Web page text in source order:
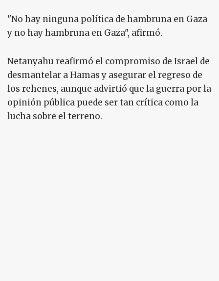
"No hay ninguna política de hambruna en Gaza
y no hay hambruna en Gaza", afirmó.
Netanyahu reafirmó el compromiso de Israel de
desmantelar a Hamas y asegurar el regreso de
los rehenes, aunque advirtió que la guerra por la
opinión pública puede ser tan crítica como la
lucha sobre el terreno.